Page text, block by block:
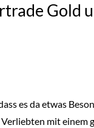
Gold
es da etwas
mit